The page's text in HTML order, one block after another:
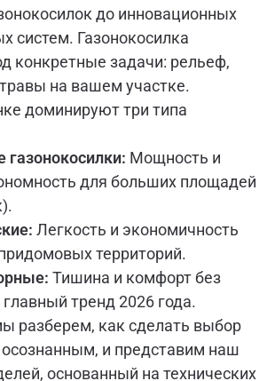
до инновационных
систем. Газонокосилка
конкретные задачи: рельеф,
на вашем участке.
доминируют три типа
газонокосилки: Мощность и
для больших площадей
Легкость и экономичность
территорий.
Тишина и комфорт без
тренд 2026 года.
разберем, как сделать выбор
осознанным, и представим наш
основанный на технических